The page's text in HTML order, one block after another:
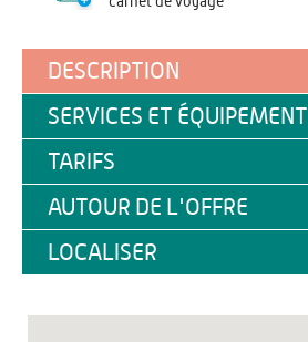
DESCRIPTION
SERVICES ET ÉQUIPEMENT
TARIFS
AUTOUR DE L'OFFRE
LOCALISER